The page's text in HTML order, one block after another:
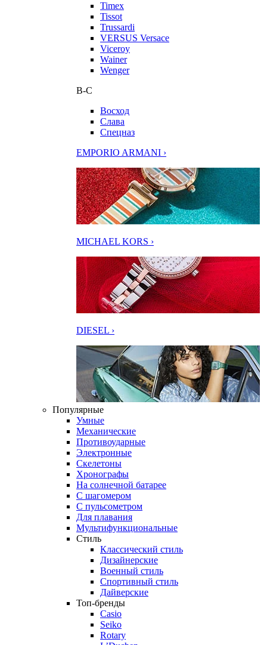
Timex
Tissot
Trussardi
VERSUS Versace
Viceroy
Wainer
Wenger
В-С
Восход
Слава
Спецназ
EMPORIO ARMANI ›
MICHAEL KORS ›
DIESEL ›
Популярные
Умные
Механические
Противоударные
Электронные
Скелетоны
Хронографы
На солнечной батарее
С шагомером
С пульсометром
Для плавания
Мультифункциональные
Стиль
Классический стиль
Дизайнерские
Военный стиль
Спортивный стиль
Дайверские
Топ-бренды
Casio
Seiko
Rotary